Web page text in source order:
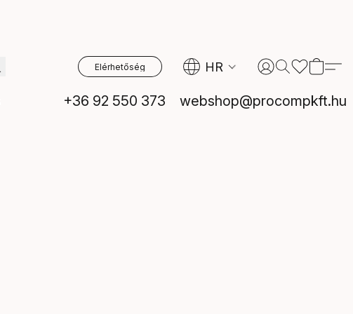
Elérhetőség HR
+36 92 550 373 webshop@procompkft.hu